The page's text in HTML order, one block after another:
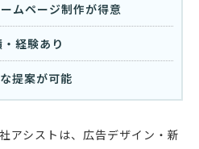
ムページ制作が得意
経験あり
提案が可能
アシストは、広告デザイン・新